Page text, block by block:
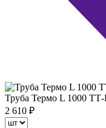
Труба Термо L 1000
2 610 ₽